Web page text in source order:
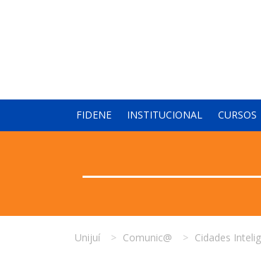
FIDENE INSTITUCIONAL CURSOS
Unijuí Comunic@ Cidades